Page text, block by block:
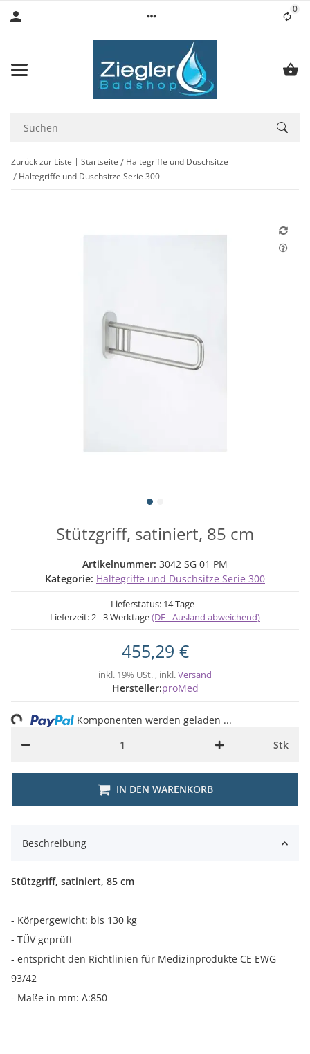
0
Zurück zur Liste Startseite
Haltegriffe und Duschsitze
Haltegriffe und Duschsitze Serie 300
Stützgriff, satiniert, 85 cm
Artikelnummer: 3042 SG 01 PM
Kategorie: Haltegriffe und Duschsitze Serie 300
Lieferstatus: 14 Tage
Lieferzeit:2 - 3 Werktage(DE - Ausland abweichend)
455,29 €
inkl. 19% USt. , inkl.Versand
Hersteller:proMed
Stk
IN DEN WARENKORB
Komponenten werden geladen ...
Beschreibung
Stützgriff, satiniert, 85 cm
- Körpergewicht: bis 130 kg
- TÜV geprüft
- entspricht den Richtlinien für Medizinprodukte CE EWG
93/42
- Maße in mm: A:850